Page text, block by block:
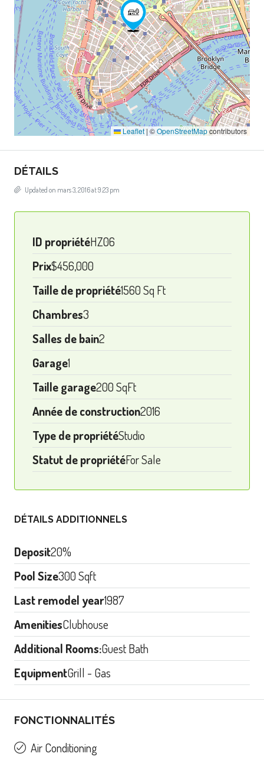
Leaflet | ©OpenStreetMapcontributors
DÉTAILS
Updated on mars 3, 2016 at 9:23 pm
ID propriétéHZ06
Prix$456,000
Taille de propriété1560 Sq Ft
Chambres3
Salles de bain2
Garage1
Taille garage200 SqFt
Année de construction2016
Type de propriétéStudio
Statut de propriétéFor Sale
DÉTAILS ADDITIONNELS
Deposit20%
Pool Size300 Sqft
Last remodel year1987
AmenitiesClubhouse
Additional Rooms:Guest Bath
EquipmentGrill - Gas
FONCTIONNALITÉS
Air Conditioning